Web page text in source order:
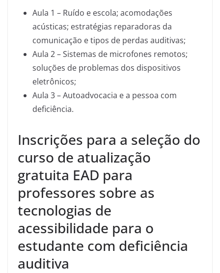
Aula 1 – Ruído e escola; acomodações
acústicas; estratégias reparadoras da
comunicação e tipos de perdas auditivas;
Aula 2 – Sistemas de microfones remotos;
soluções de problemas dos dispositivos
eletrônicos;
Aula 3 – Autoadvocacia e a pessoa com
deficiência.
Inscrições para a seleção do
curso de atualização
gratuita EAD para
professores sobre as
tecnologias de
acessibilidade para o
estudante com deficiência
auditiva